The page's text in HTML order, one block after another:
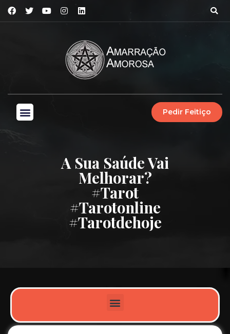
Pedir Feitiço
A Sua Saúde Vai
Melhorar?
#tarot
#tarotonline
#tarotdehoje